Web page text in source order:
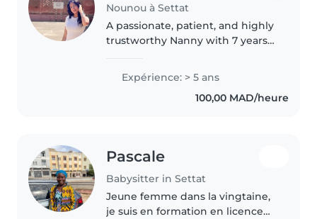
Nounou à Settat
A passionate, patient, and highly
trustworthy Nanny with 7 years
caring for siblings of various
ages. Dedicated to creating a
safe, nurturing, and stimulating..
Expérience: > 5 ans
100,00 MAD/heure
Pascale
Babysitter in Settat
Jeune femme dans la vingtaine,
je suis en formation en licence